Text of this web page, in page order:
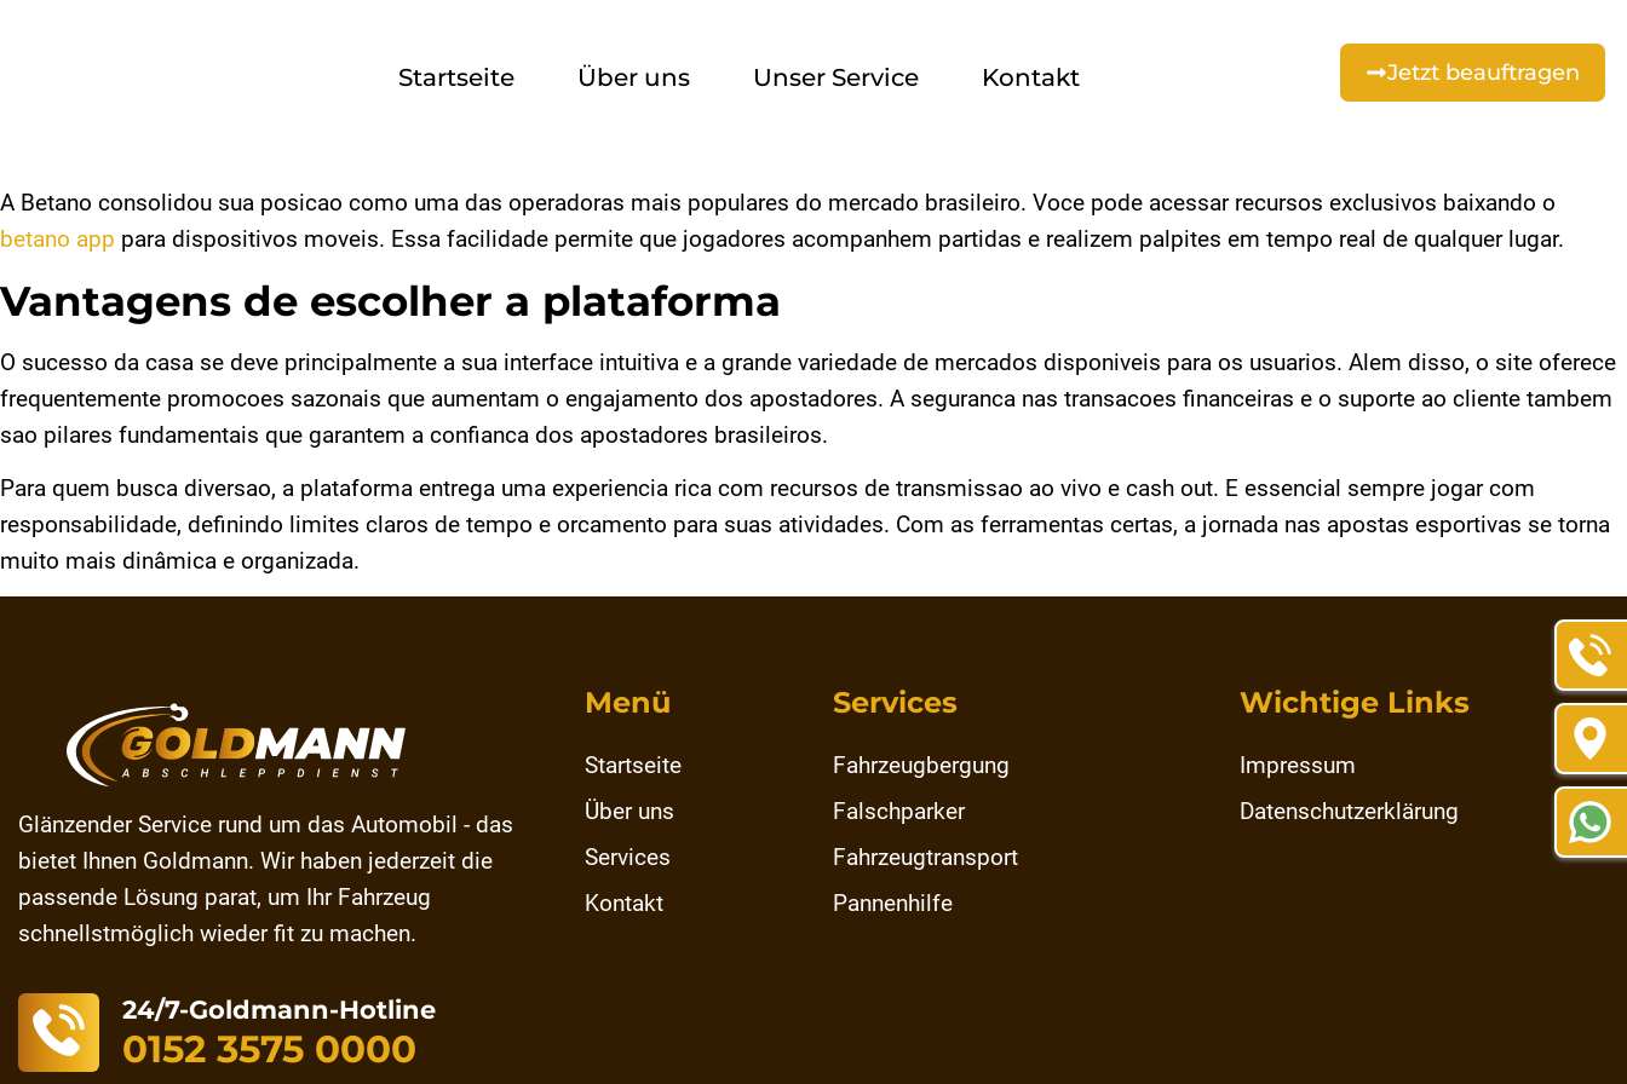
Startseite Über uns Unser Service Kontakt Jetzt beauftragen
A Betano consolidou sua posicao como uma das operadoras mais populares do mercado brasileiro. Voce pode acessar recursos exclusivos baixando o
betano app para dispositivos moveis. Essa facilidade permite que jogadores acompanhem partidas e realizem palpites em tempo real de qualquer lugar.
Vantagens de escolher a plataforma
O sucesso da casa se deve principalmente a sua interface intuitiva e a grande variedade de mercados disponiveis para os usuarios. Alem disso, o site oferece
frequentemente promocoes sazonais que aumentam o engajamento dos apostadores. A seguranca nas transacoes financeiras e o suporte ao cliente tambem
sao pilares fundamentais que garantem a confianca dos apostadores brasileiros.
Para quem busca diversao, a plataforma entrega uma experiencia rica com recursos de transmissao ao vivo e cash out. E essencial sempre jogar com
responsabilidade, definindo limites claros de tempo e orcamento para suas atividades. Com as ferramentas certas, a jornada nas apostas esportivas se torna
muito mais dinâmica e organizada.
Glänzender Service rund um das Automobil - das
bietet Ihnen Goldmann. Wir haben jederzeit die
passende Lösung parat, um Ihr Fahrzeug
schnellstmöglich wieder fit zu machen.
24/7-Goldmann-Hotline
0152 3575 0000
Menü
Startseite
Über uns
Services
Kontakt
Services
Fahrzeugbergung
Falschparker
Fahrzeugtransport
Pannenhilfe
Wichtige Links
Impressum
Datenschutzerklärung
Unser
Impressum
Datenschutz